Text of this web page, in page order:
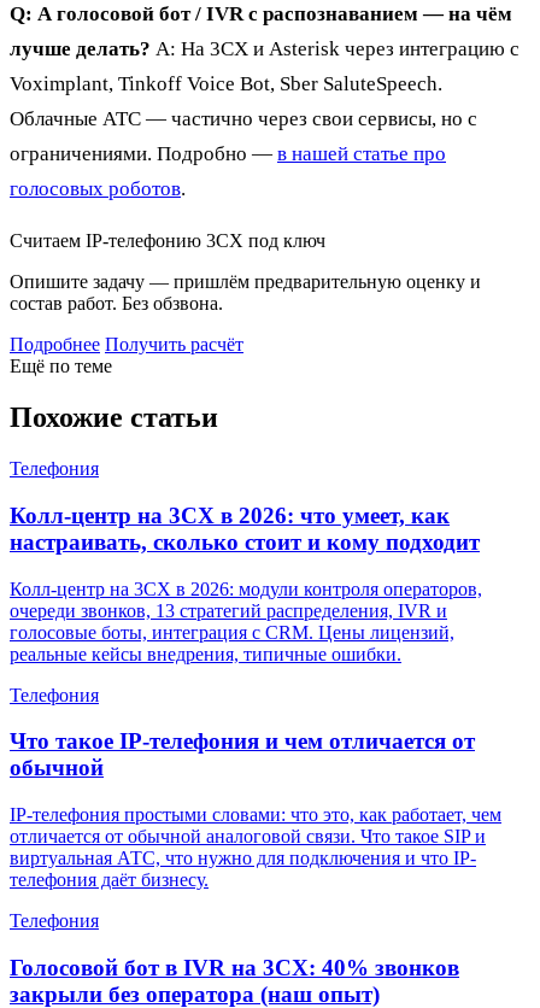
Q: А голосовой бот / IVR с распознаванием — на чём
лучше делать? A: На 3CX и Asterisk через интеграцию с
Voximplant, Tinkoff Voice Bot, Sber SaluteSpeech.
Облачные АТС — частично через свои сервисы, но с
ограничениями. Подробно — в нашей статье про
голосовых роботов.
Считаем IP-телефонию 3CX под ключ
Опишите задачу — пришлём предварительную оценку и
состав работ. Без обзвона.
Подробнее Получить расчёт
Ещё по теме
Похожие статьи
Телефония
Колл-центр на 3CX в 2026: что умеет, как
настраивать, сколько стоит и кому подходит
Колл-центр на 3CX в 2026: модули контроля операторов,
очереди звонков, 13 стратегий распределения, IVR и
голосовые боты, интеграция с CRM. Цены лицензий,
реальные кейсы внедрения, типичные ошибки.
Телефония
Что такое IP-телефония и чем отличается от
обычной
IP-телефония простыми словами: что это, как работает, чем
отличается от обычной аналоговой связи. Что такое SIP и
виртуальная АТС, что нужно для подключения и что IP-
телефония даёт бизнесу.
Телефония
Голосовой бот в IVR на 3CX: 40% звонков
закрыли без оператора (наш опыт)